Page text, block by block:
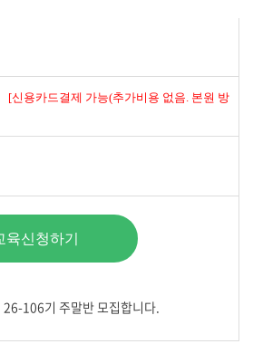
[신용카드결제 가능(추가비용 없음. 본원 방
육신청하기
106기 주말반 모집합니다.